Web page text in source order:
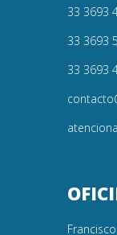
33 3693
33 3693
33 3693